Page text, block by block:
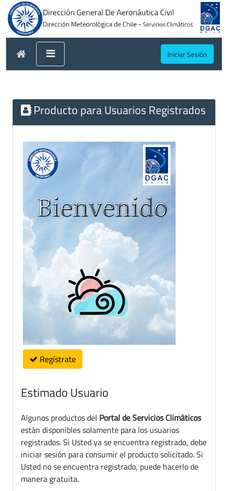
Iniciar Sesión
Producto para Usuarios Registrados
Regístrate
Estimado Usuario
Algunos productos del Portal de Servicios Climáticos
están disponibles solamente para los usuarios
registrados. Si Usted ya se encuentra registrado, debe
iniciar sesión para consumir el producto solicitado. Si
Usted no se encuentra registrado, puede hacerlo de
manera gratuita.